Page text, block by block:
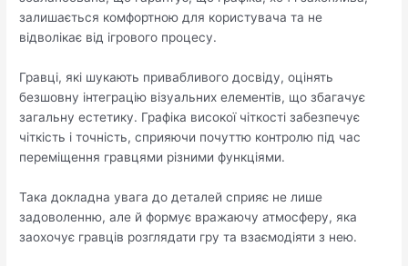
залишається комфортною для користувача та не
відволікає від ігрового процесу.
Гравці, які шукають привабливого досвіду, оцінять
безшовну інтеграцію візуальних елементів, що збагачує
загальну естетику. Графіка високої чіткості забезпечує
чіткість і точність, сприяючи почуттю контролю під час
переміщення гравцями різними функціями.
Така докладна увага до деталей сприяє не лише
задоволенню, але й формує вражаючу атмосферу, яка
заохочує гравців розглядати гру та взаємодіяти з нею.